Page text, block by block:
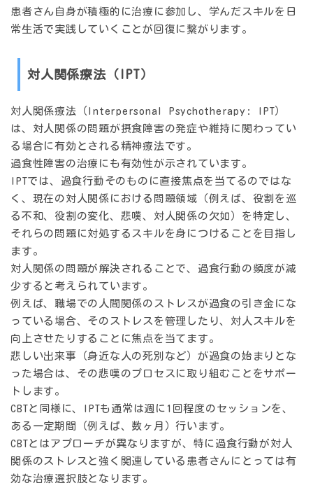
患者さん自身が積極的に治療に参加し、学んだスキルを日
常生活で実践していくことが回復に繋がります。
対人関係療法（IPT）
対人関係療法（Interpersonal Psychotherapy: IPT）
は、対人関係の問題が摂食障害の発症や維持に関わってい
る場合に有効とされる精神療法です。
過食性障害の治療にも有効性が示されています。
IPTでは、過食行動そのものに直接焦点を当てるのではな
く、 現在の対人関係における問題領域 （例えば、役割を巡
る不和、役割の変化、悲嘆、対人関係の欠如）を特定し、
それらの問題に対処するスキルを身につけることを目指し
ます。
対人関係の問題が解決されることで、過食行動の頻度が減
少すると考えられています。
例えば、職場での人間関係のストレスが過食の引き金にな
っている場合、そのストレスを管理したり、対人スキルを
向上させたりすることに焦点を当てます。
悲しい出来事（身近な人の死別など）が過食の始まりとな
った場合は、その悲嘆のプロセスに取り組むことをサポー
トします。
CBTと同様に、IPTも通常は週に1回程度のセッションを、
ある一定期間（例えば、数ヶ月）行います。
CBTとはアプローチが異なりますが、特に過食行動が対人
関係のストレスと強く関連している患者さんにとっては有
効な治療選択肢となります。